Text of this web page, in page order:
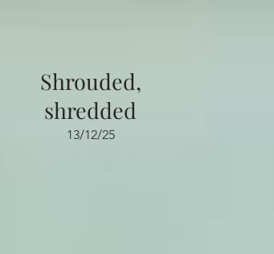
Shrouded,
shredded
13/12/25